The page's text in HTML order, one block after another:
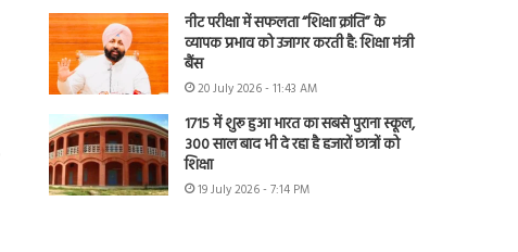
नीट परीक्षा में सफलता “शिक्षा क्रांति” के
व्यापक प्रभाव को उजागर करती है: शिक्षा मंत्री
बैंस
20 July 2026 - 11:43 AM
1715 में शुरू हुआ भारत का सबसे पुराना स्कूल,
300 साल बाद भी दे रहा है हजारों छात्रों को
शिक्षा
19 July 2026 - 7:14 PM